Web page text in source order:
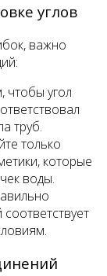
углов
важно
чтобы угол
труб.
только
которые
воды.